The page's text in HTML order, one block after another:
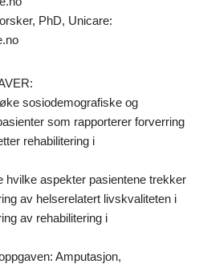
PhD, Unicare:
sosiodemografiske og
som rapporterer forverring
rehabilitering i
hvilke aspekter pasientene trekker
av helserelatert livskvaliteten i
av rehabilitering i
Amputasjon,